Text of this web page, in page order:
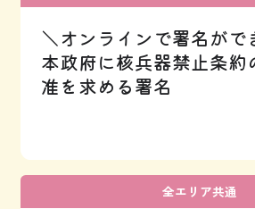
＼オンラインで署名がで
本政府に核兵器禁止条約
准を求める署名
全エリア共通